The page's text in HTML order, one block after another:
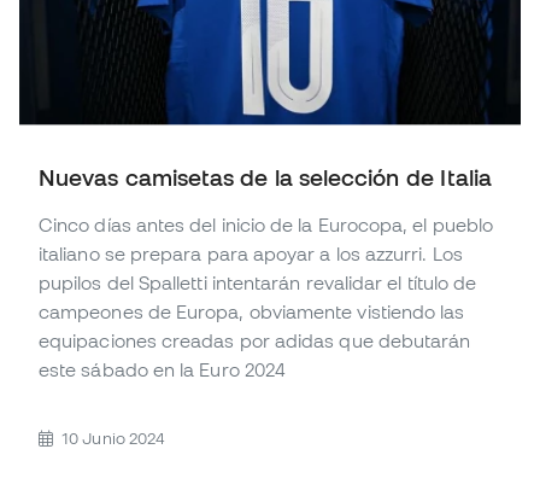
Nuevas camisetas de la selección de Italia
Cinco días antes del inicio de la Eurocopa, el pueblo
italiano se prepara para apoyar a los azzurri. Los
pupilos del Spalletti intentarán revalidar el título de
campeones de Europa, obviamente vistiendo las
equipaciones creadas por adidas que debutarán
este sábado en la Euro 2024
10 Junio 2024